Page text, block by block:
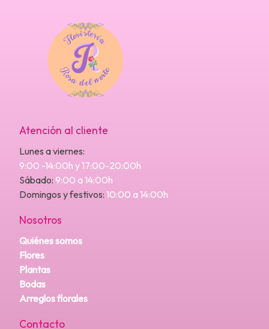
Atención al cliente
Lunes a viernes:
9:00 -14:00h y 17:00-20:00h
Sábado: 9:00 a 14:00h
Domingos y festivos: 10:00 a 14:00h
Nosotros
Quiénes somos
Flores
Plantas
Bodas
Arreglos florales
Contacto